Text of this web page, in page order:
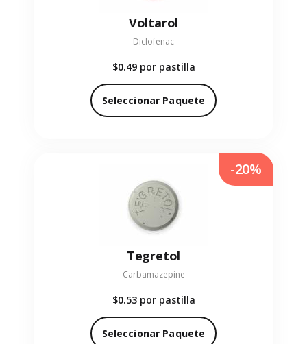
Voltarol
Diclofenac
$0.49 por pastilla
Seleccionar Paquete
Tegretol
Carbamazepine
$0.53 por pastilla
Seleccionar Paquete
-20%